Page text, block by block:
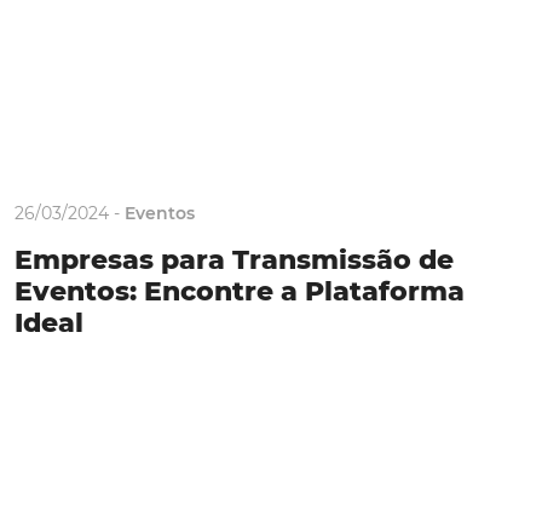
26/03/2024 - Eventos
Empresas para Transmissão de
Eventos: Encontre a Plataforma
Ideal